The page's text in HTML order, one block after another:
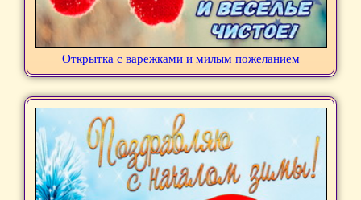
Открытка с варежками и милым пожеланием